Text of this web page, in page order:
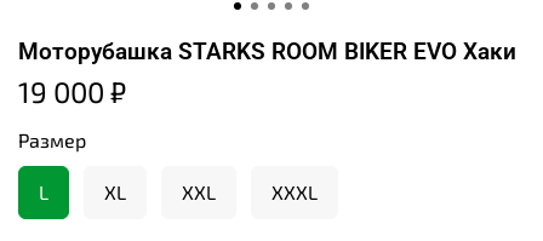
Моторубашка STARKS ROOM BIKER EVO Хаки
19 000 ₽
Размер
L XL XXL XXXL